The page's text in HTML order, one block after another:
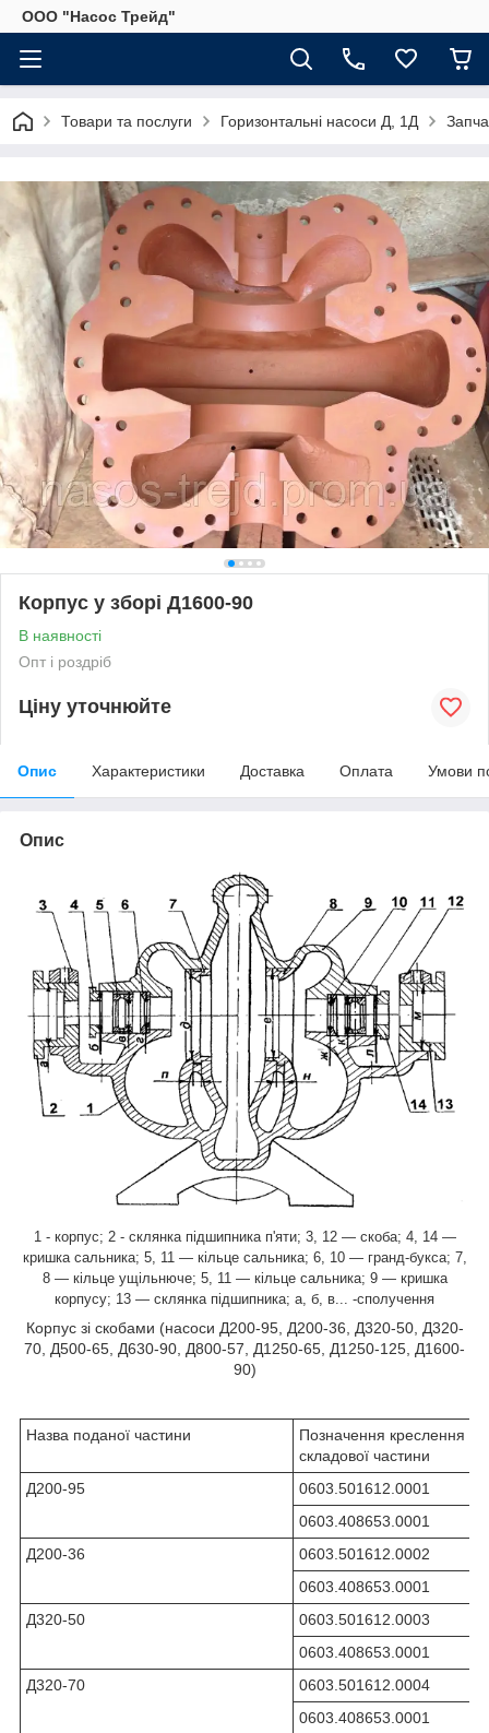
ООО "Насос Трейд"
Товари та послуги Горизонтальні насоси Д, 1Д
Корпус у зборі Д1600-90
В наявності
Опт і роздріб
Ціну уточнюйте
Опис Характеристики Доставка Оплата Умови
Опис
1 - корпус; 2 - склянка підшипника п'яти; 3, 12 — скоба; 4, 14 —
кришка сальника; 5, 11 — кільце сальника; 6, 10 — гранд-букса; 7,
8 — кільце ущільнюче; 5, 11 — кільце сальника; 9 — кришка
корпусу; 13 — склянка підшипника; а, б, в... -сполучення
Корпус зі скобами (насоси Д200-95, Д200-36, Д320-50, Д320-
70, Д500-65, Д630-90, Д800-57, Д1250-65, Д1250-125, Д1600-
90)
Назва поданої частини
Позначення креслення
складової частини
Д200-95
0603.501612.0001
0603.408653.0001
Д200-36
0603.501612.0002
0603.408653.0001
Д320-50
0603.501612.0003
0603.408653.0001
Д320-70
0603.501612.0004
0603.408653.0001